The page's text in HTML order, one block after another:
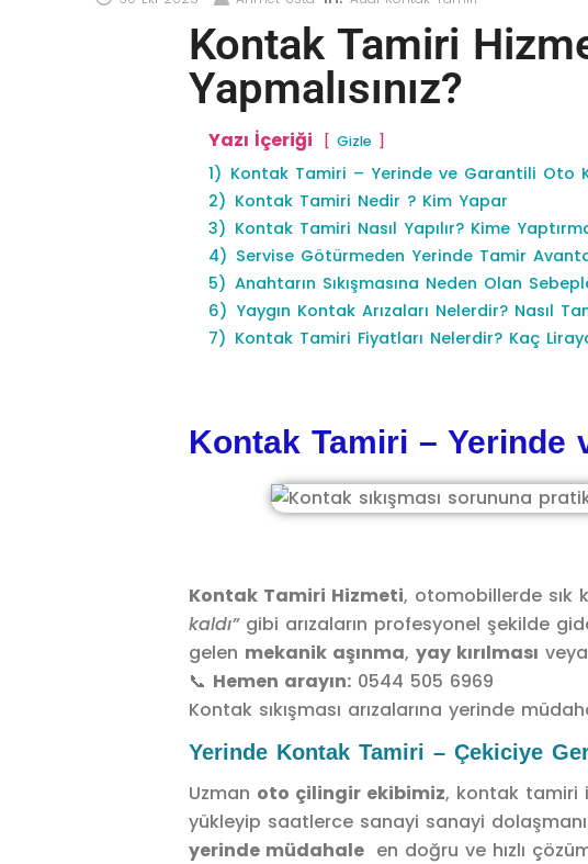
Kontak Tamiri
Yapmalısınız?
Yazı İçeriği Gizle
1) Kontak Tamiri – Yerinde ve Garantili Oto
2) Kontak Tamiri Nedir ? Kim Yapar
3) Kontak Tamiri Nasıl Yapılır? Kime
4) Servise Götürmeden Yerinde Tamir
5) Anahtarın Sıkışmasına Neden Olan
6) Yaygın Kontak Arızaları Nelerdir? Nasıl
7) Kontak Tamiri Fiyatları Nelerdir? Kaç
Kontak Tamiri – Yerinde
Kontak Tamiri Hizmeti, otomobillerde sık
kaldı”gibi arızaların profesyonel şekilde
gelen mekanik aşınma, yay kırılması veya
📞 Hemen arayın: 0544 505 6969
Kontak sıkışması arızalarına yerinde
Yerinde Kontak Tamiri – Çekiciye
Uzman oto çilingir ekibimiz, kontak tamiri
yükleyip saatlerce sanayi sanayi
yerinde müdahale en doğru ve hızlı